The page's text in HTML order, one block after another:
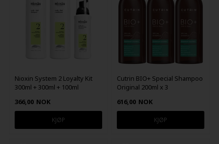
Nioxin System 2 Loyalty Kit
300ml + 300ml + 100ml
366,00 NOK
Cutrin BIO+ Special Shampoo
Original 200ml x 3
616,00 NOK